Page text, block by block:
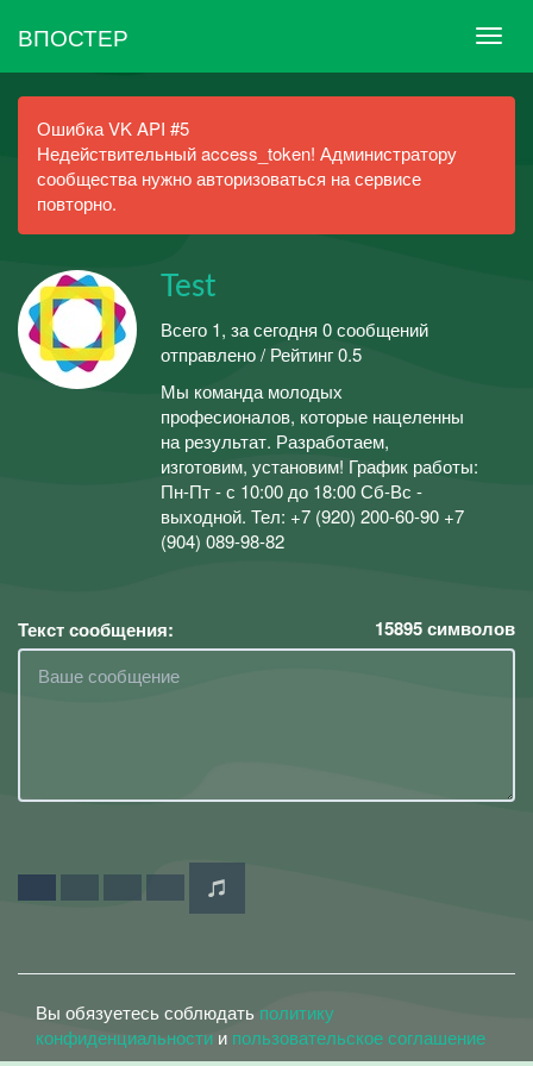
ВПОСТЕР
Ошибка VK API #5
Недействительный access_token! Администратору
сообщества нужно авторизоваться на сервисе
повторно.
Test
Всего 1, за сегодня 0 сообщений
отправлено / Рейтинг 0.5
Мы команда молодых
професионалов, которые нацеленны
на результат. Разработаем,
изготовим, установим! График работы:
Пн-Пт - с 10:00 до 18:00 Сб-Вс -
выходной. Тел: +7 (920) 200-60-90 +7
(904) 089-98-82
Текст сообщения: 15895символов
Вы обязуетесь соблюдать политику
конфиденциальности и пользовательское соглашение